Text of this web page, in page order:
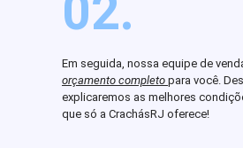
02.
Em seguida, nossa equipe de
orçamento completo para você.
explicaremos as melhores
que só a CrachásRJ oferece!